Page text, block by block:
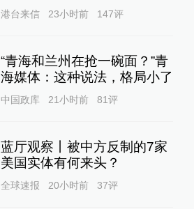
港台来信 23小时前 147评
“青海和兰州在抢一碗面？”青
海媒体：这种说法，格局小了
中国政库 21小时前 81评
蓝厅观察丨被中方反制的7家
美国实体有何来头？
全球速报 20小时前 37评